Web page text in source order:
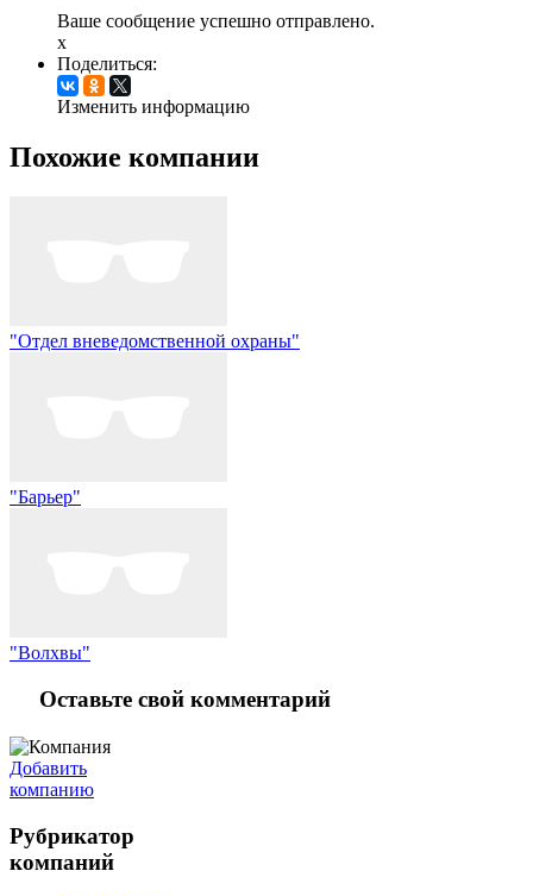
Ваше сообщение успешно отправлено.
x
Поделиться:
Изменить информацию
Похожие компании
"Отдел вневедомственной охраны"
"Барьер"
"Волхвы"
Оставьте свой комментарий
Добавить
компанию
Рубрикатор
компаний